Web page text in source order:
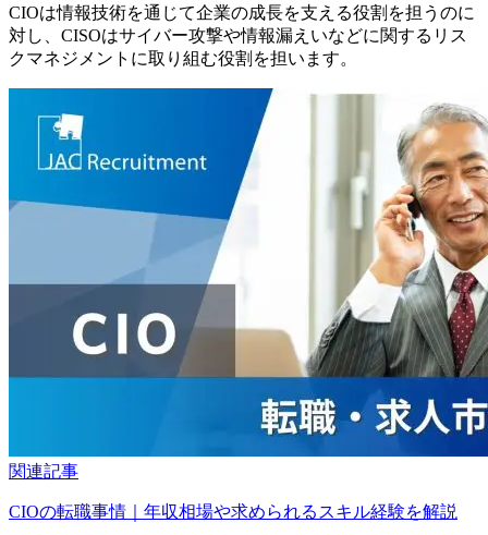
CIOは情報技術を通じて企業の成長を支える役割を担うのに
対し、CISOはサイバー攻撃や情報漏えいなどに関するリス
クマネジメントに取り組む役割を担います。
関連記事
CIOの転職事情｜年収相場や求められるスキル経験を解説